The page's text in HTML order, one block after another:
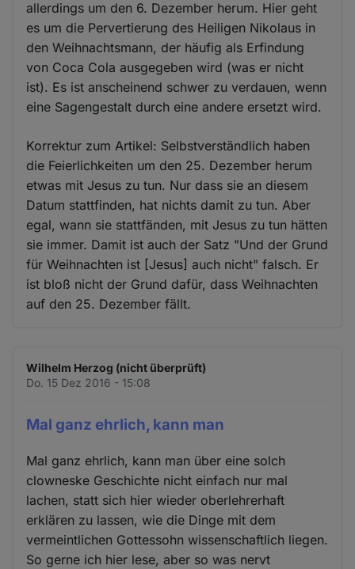
allerdings um den 6. Dezember herum. Hier geht
es um die Pervertierung des Heiligen Nikolaus in
den Weihnachtsmann, der häufig als Erfindung
von Coca Cola ausgegeben wird (was er nicht
ist). Es ist anscheinend schwer zu verdauen, wenn
eine Sagengestalt durch eine andere ersetzt wird.
Korrektur zum Artikel: Selbstverständlich haben
die Feierlichkeiten um den 25. Dezember herum
etwas mit Jesus zu tun. Nur dass sie an diesem
Datum stattfinden, hat nichts damit zu tun. Aber
egal, wann sie stattfänden, mit Jesus zu tun hätten
sie immer. Damit ist auch der Satz "Und der Grund
für Weihnachten ist [Jesus] auch nicht" falsch. Er
ist bloß nicht der Grund dafür, dass Weihnachten
auf den 25. Dezember fällt.
Wilhelm Herzog (nicht überprüft)
Do. 15 Dez 2016 - 15:08
Mal ganz ehrlich, kann man
Mal ganz ehrlich, kann man über eine solch
clowneske Geschichte nicht einfach nur mal
lachen, statt sich hier wieder oberlehrerhaft
erklären zu lassen, wie die Dinge mit dem
vermeintlichen Gottessohn wissenschaftlich liegen.
So gerne ich hier lese, aber so was nervt